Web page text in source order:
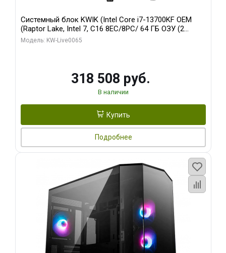
Системный блок KWIK (Intel Core i7-13700KF OEM
(Raptor Lake, Intel 7, C16 8EC/8PC/ 64 ГБ ОЗУ (2
модуля)/ ASUS RTX5080 PROART OC 16GB GDDR7
Модель: KW-Live0065
318 508 руб.
В наличии
Купить
Подробнее